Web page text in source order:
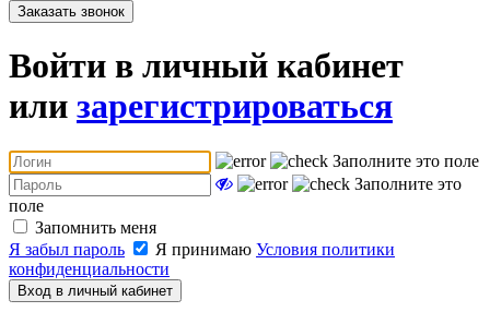
Заказать звонок
Войти в личный кабинет
или зарегистрироваться
Заполните это поле
Заполните это
поле
Запомнить меня
Я забыл пароль
Я принимаю Условия политики
конфиденциальности
Вход в личный кабинет